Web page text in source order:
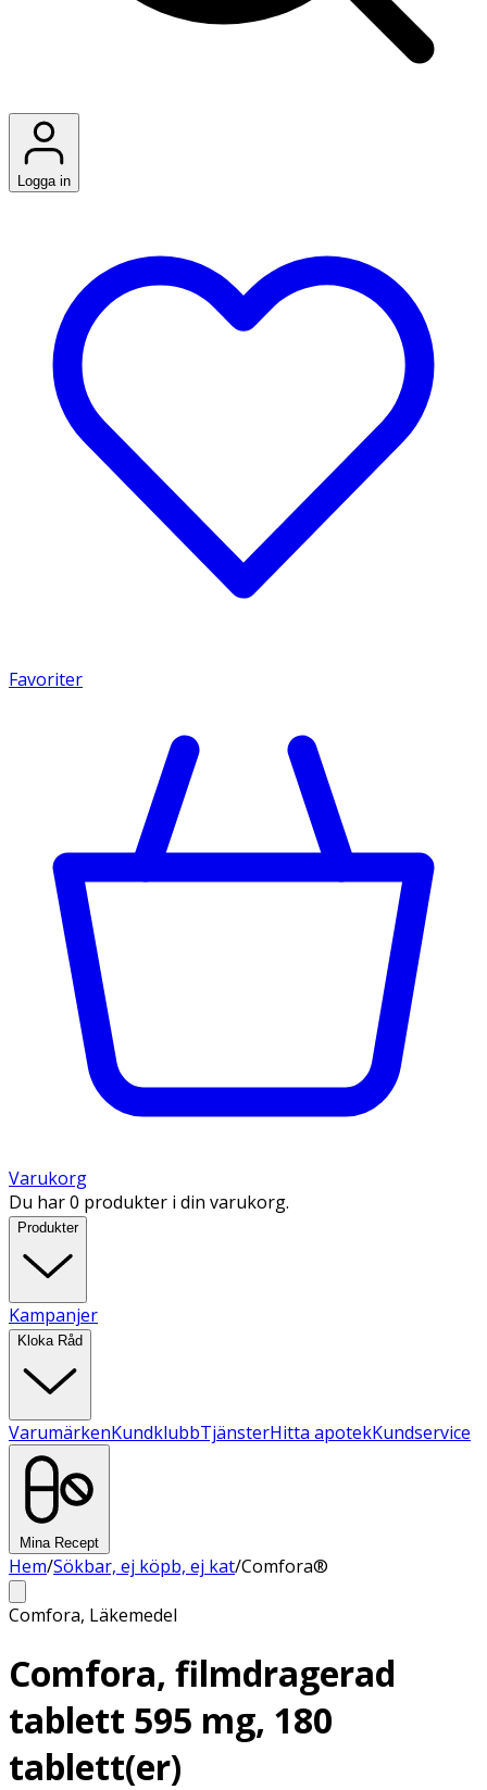
Logga in
Favoriter
Varukorg
Du har 0 produkter i din varukorg.
Produkter
Kampanjer
Kloka Råd
VarumärkenKundklubbTjänsterHitta apotekKundservice
Mina Recept
Hem/Sökbar, ej köpb, ej kat/Comfora®
Comfora, Läkemedel
Comfora, filmdragerad
tablett 595 mg, 180
tablett(er)